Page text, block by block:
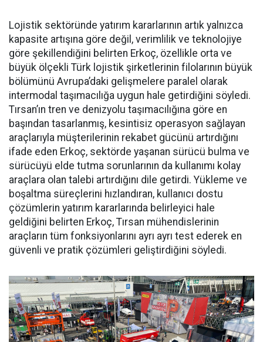
Lojistik sektöründe yatırım ka­rarlarının artık yalnızca
kapasi­te artışına göre değil, verimlilik ve teknolojiye
göre şekillendiği­ni belirten Erkoç, özellikle orta ve
büyük ölçekli Türk lojistik şirket­lerinin filolarının büyük
bölümü­nü Avrupa’daki gelişmelere para­lel olarak
intermodal taşımacılı­ğa uygun hale getirdiğini söyledi.
Tırsan’ın tren ve denizyolu taşı­macılığına göre en
başından ta­sarlanmış, kesintisiz operasyon sağlayan
araçlarıyla müşterile­rinin rekabet gücünü artırdığını
ifade eden Erkoç, sektörde yaşa­nan sürücü bulma ve
sürücüyü el­de tutma sorunlarının da kullanı­mı kolay
araçlara olan talebi ar­tırdığını dile getirdi. Yükleme ve
boşaltma süreçlerini hızlandıran, kullanıcı dostu
çözümlerin yatı­rım kararlarında belirleyici hale
geldiğini belirten Erkoç, Tırsan mühendislerinin
araçların tüm fonksiyonlarını ayrı ayrı test ede­rek en
güvenli ve pratik çözümleri geliştirdiğini söyledi.